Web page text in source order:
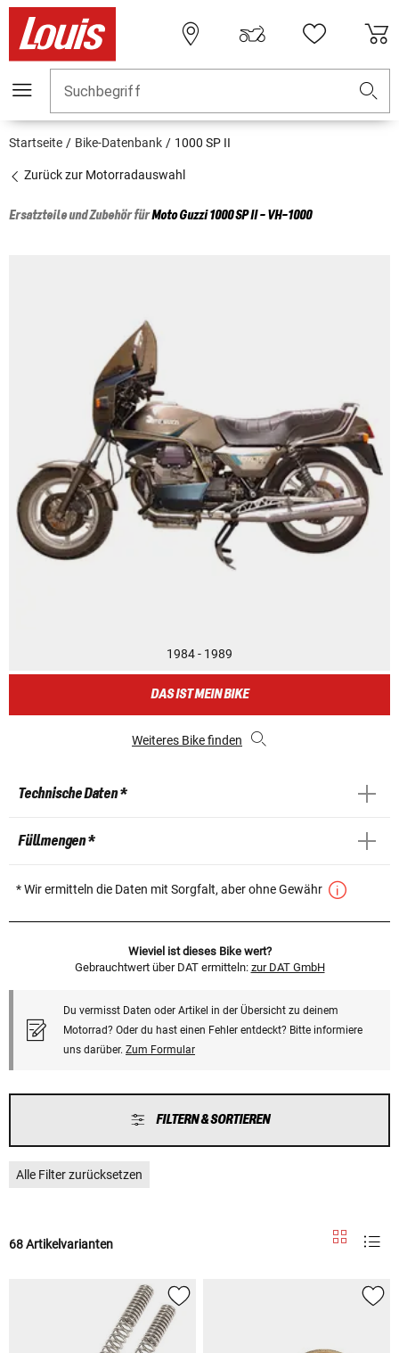
Suchbegriff
Startseite Bike-Datenbank 1000 SP II
Zurück zur Motorradauswahl
Ersatzteile und Zubehör fürMoto Guzzi1000 SP II - VH-1000
1984 - 1989
DAS IST MEIN BIKE
Weiteres Bike finden
Technische Daten *
Füllmengen *
* Wir ermitteln die Daten mit Sorgfalt, aber ohne Gewähr
Wieviel ist dieses Bike wert?
Gebrauchtwert über DAT ermitteln: zur DAT GmbH
Du vermisst Daten oder Artikel in der Übersicht zu deinem
Motorrad? Oder du hast einen Fehler entdeckt? Bitte informiere
uns darüber. Zum Formular
FILTERN & SORTIEREN
Alle Filter zurücksetzen
68 Artikelvarianten